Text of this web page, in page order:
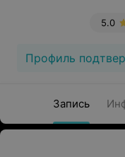
5.0
Профиль
Запись